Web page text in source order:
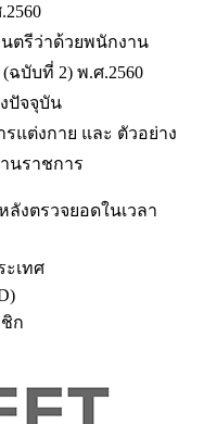
ตรีว่าด้วยพนักงาน
ฉบับที่ 2) พ.ศ.2560
ปัจจุบัน
แต่งกาย และ ตัวอย่าง
นราชการ
ลังตรวจยอดในเวลา
เทศ
ก